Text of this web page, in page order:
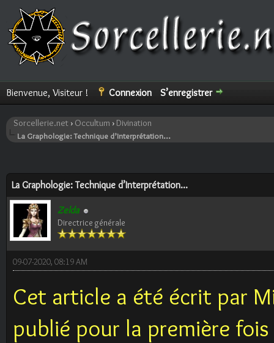
Bienvenue, Visiteur ! Connexion S’enregistrer
Sorcellerie.net › Occultum ›Divination
La Graphologie: Technique d’Interprétation...
La Graphologie: Technique d’Interprétation...
Zelda
Directrice générale
09-07-2020, 08:19 AM
Cet article a été écrit par
publié pour la première